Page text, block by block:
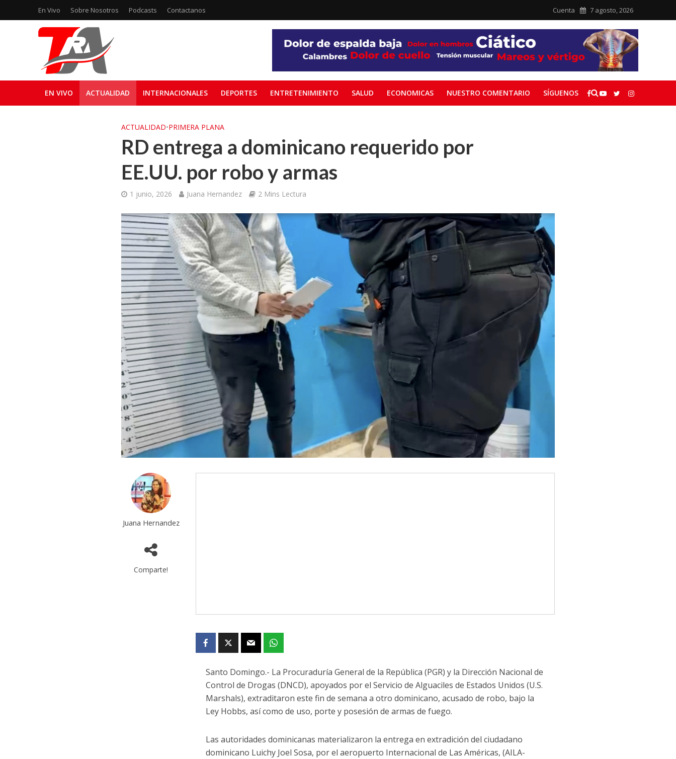
En Vivo Sobre Nosotros Podcasts Contactanos Cuenta 7 agosto, 2026
EN VIVO ACTUALIDAD INTERNACIONALES DEPORTES ENTRETENIMIENTO SALUD ECONOMICAS NUESTRO COMENTARIO SÍGUENOS
ACTUALIDAD•PRIMERA PLANA
RD entrega a dominicano requerido por
EE.UU. por robo y armas
1 junio, 2026 Juana Hernandez 2 Mins Lectura
Juana Hernandez
Comparte!
Santo Domingo.- La Procuraduría General de la República (PGR) y la Dirección Nacional de
Control de Drogas (DNCD), apoyados por el Servicio de Alguaciles de Estados Unidos (U.S.
Marshals), extraditaron este fin de semana a otro dominicano, acusado de robo, bajo la
Ley Hobbs, así como de uso, porte y posesión de armas de fuego.
Las autoridades dominicanas materializaron la entrega en extradición del ciudadano
dominicano Luichy Joel Sosa, por el aeropuerto Internacional de Las Américas, (AILA-